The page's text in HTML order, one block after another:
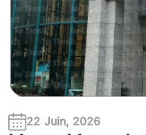
22 Juin, 2026